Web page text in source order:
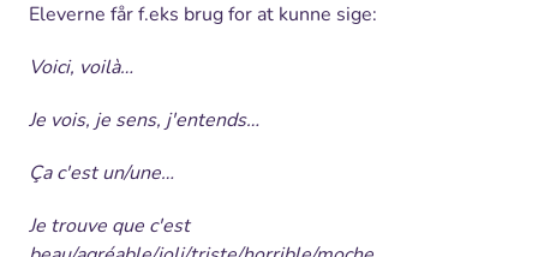
Eleverne får f.eks brug for at kunne sige:
Voici, voilà…
Je vois, je sens, j'entends…
Ça c'est un/une…
Je trouve que c'est